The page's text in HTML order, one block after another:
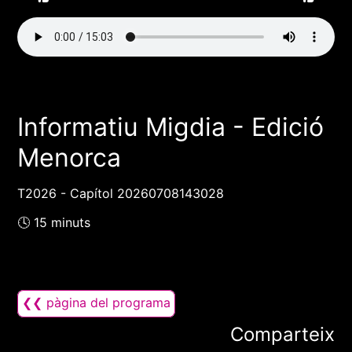
Informatiu Migdia - Edició
Menorca
T2026 - Capítol 20260708143028
🕓 15 minuts
❮❮ pàgina del programa
Comparteix